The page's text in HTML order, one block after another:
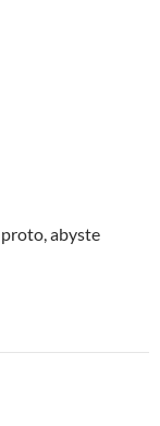
proto, abyste